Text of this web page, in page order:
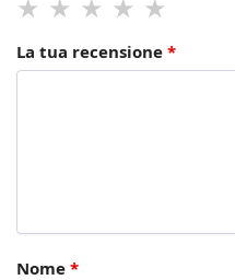
La tua recensione *
Nome *